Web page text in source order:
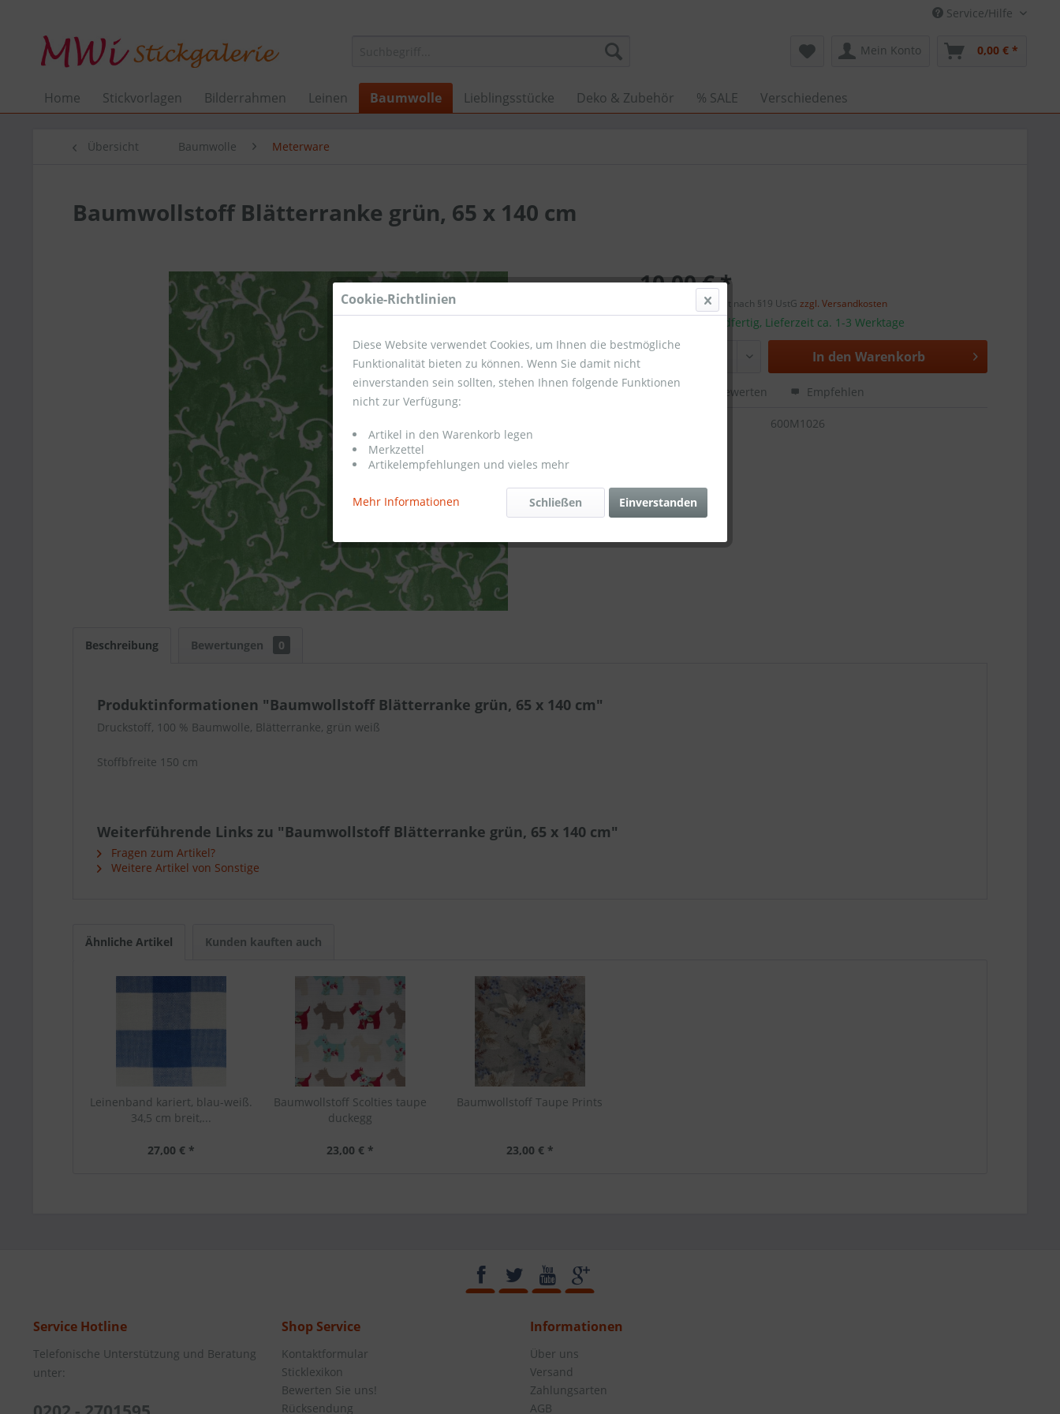
Service/Hilfe
Mein Konto 0,00 € *
Home Stickvorlagen Bilderrahmen Leinen Baumwolle Lieblingsstücke Deko & Zubehör % SALE Verschiedenes
Übersicht Baumwolle Meterware
Baumwollstoff Blätterranke grün, 65 x 140 cm
10,00 € *
Umsatzsteuerbefreit nach §19 UstGzzgl. Versandkosten
Sofort versandfertig, Lieferzeit ca. 1-3 Werktage
In den Warenkorb
Merken Bewerten Empfehlen
600M1026
Beschreibung Bewertungen 0
Produktinformationen "Baumwollstoff Blätterranke grün, 65 x 140 cm"
Druckstoff, 100 % Baumwolle, Blätterranke, grün weiß
Stoffbfreite 150 cm
Weiterführende Links zu "Baumwollstoff Blätterranke grün, 65 x 140 cm"
Fragen zum Artikel?
Weitere Artikel von Sonstige
Ähnliche Artikel Kunden kauften auch
Leinenband kariert, blau-weiß.
34,5 cm breit,...
27,00 € *
Baumwollstoff Scolties taupe
duckegg
23,00 € *
Baumwollstoff Taupe Prints
23,00 € *
Service Hotline
Telefonische Unterstützung und Beratung
unter:
Shop Service
Kontaktformular
Sticklexikon
Bewerten Sie uns!
Rücksendung
Informationen
Über uns
Versand
Zahlungsarten
AGB
Cookie-Richtlinien
Diese Website verwendet Cookies, um Ihnen die bestmögliche
Funktionalität bieten zu können. Wenn Sie damit nicht
einverstanden sein sollten, stehen Ihnen folgende Funktionen
nicht zur Verfügung:
Artikel in den Warenkorb legen
Merkzettel
Artikelempfehlungen und vieles mehr
Mehr Informationen Einverstanden
Schließen